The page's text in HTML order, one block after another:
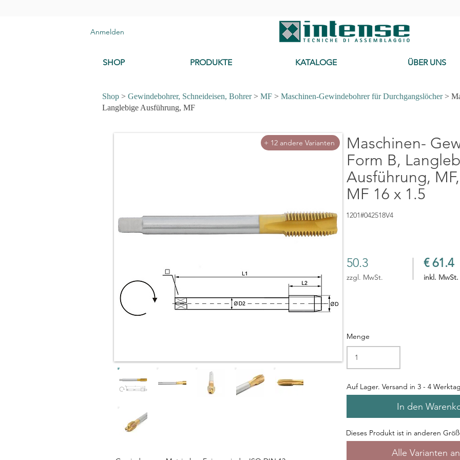
Anmelden
SHOP PRODUKTE KATALOGE ÜBER UNS
Cerca
Shop > Gewindebohrer, Schneideisen, Bohrer> MF > Maschinen-Gewindebohrer für Durchgangslöcher>
Langlebige Ausführung, MF
+ 12 andere Varianten
Maschinen-
Form B,
Ausführung, MF,
MF 16 x 1.5
1201#042518V4
50.3 € 61.4
zzgl. MwSt. inkl. MwSt.
Menge
Auf Lager. Versand in 3 - 4
In den
Dieses Produkt ist in anderen
Alle Varianten